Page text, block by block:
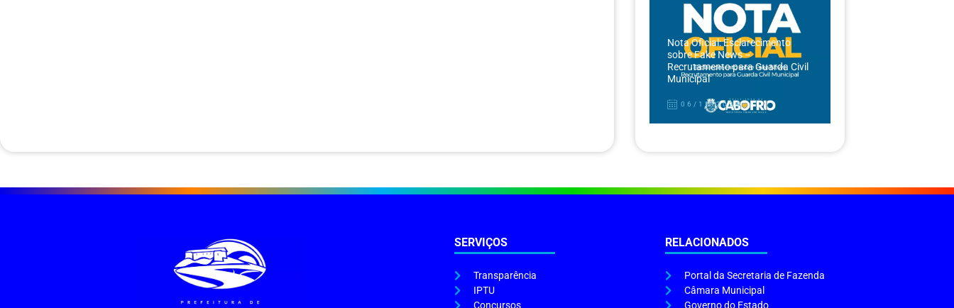
Nota Oficial: Esclarecimento
sobre Fake News –
Recrutamento para Guarda Civil
Municipal
06/12/2024
SERVIÇOS
Transparência
IPTU
Concursos
RELACIONADOS
Portal da Secretaria de Fazenda
Câmara Municipal
Governo do Estado